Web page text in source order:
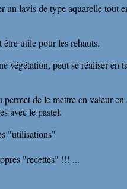
lavis de type aquarelle tout
utile pour les rehauts.
peut se réaliser en
de le mettre en valeur
avec le pastel.
"utilisations"
"recettes" !!! ...